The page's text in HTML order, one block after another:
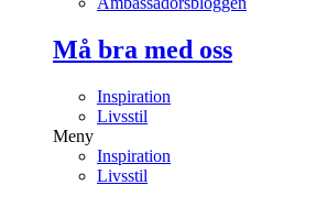
Må bra med oss
Inspiration
Livsstil
Meny
Inspiration
Livsstil